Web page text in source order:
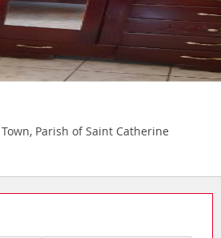
Parish of Saint Catherine